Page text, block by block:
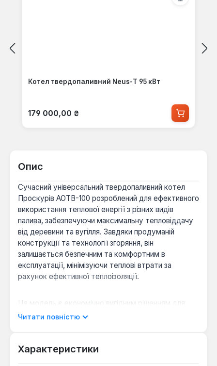
Котел твердопаливний Neus-Т 95 кВт
Звичайна ціна:
179 000,00 ₴
Опис
Сучасний універсальний твердопаливний котел
Проскурів АОТВ-100 розроблений для ефективного
використання теплової енергії з різних видів
палива, забезпечуючи максимальну тепловіддачу
від деревини та вугілля. Завдяки продуманій
конструкції та технології згоряння, він
залишається безпечним та комфортним в
експлуатації, мінімізуючи теплові втрати за
рахунок ефективної теплоізоляції.
Ця модель є економічно вигідним рішенням для
індивідуального опалення об'єктів площею до 1000
витрат. Котел оснащений сталевим
Читати повністю
Характеристики